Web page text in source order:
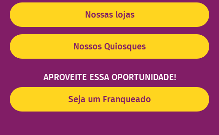
Nossas lojas
Nossos Quiosques
APROVEITE ESSA OPORTUNIDADE!
Seja um Franqueado